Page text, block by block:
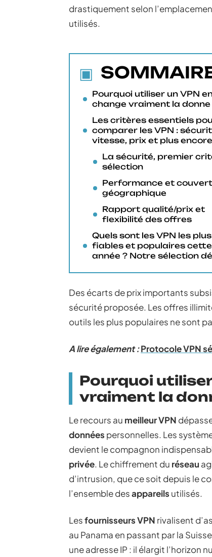
drastiquement selon
utilisés.
Pourquoi utiliser un VPN
change vraiment la donne
Les critères essentiels
comparer les VPN :
vitesse, prix et plus encore
La sécurité, premier
sélection
Performance et
géographique
Rapport qualité/prix et
flexibilité des offres
Quels sont les VPN les plus
fiables et populaires cette
année ? Notre sélection
Des écarts de prix importants
sécurité proposée. Les offres
outils les plus populaires ne sont
A lire également :Protocole VPN
Pourquoi
vraiment la
Le recours au meilleur VPN
données personnelles. Les
devient le compagnon
privée. Le chiffrement du réseau
d’intrusion, que ce soit depuis le
l’ensemble desappareils utilisés.
Lesfournisseurs VPN rivalisent
au Panama en passant par la
une adresse IP : il élargit l’horizon